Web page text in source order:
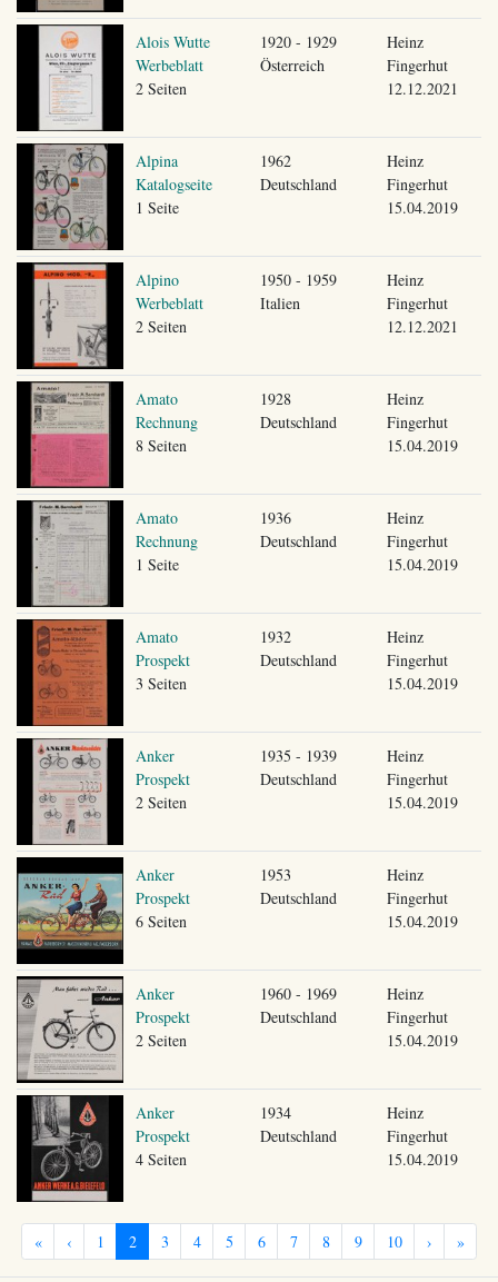
Alois Wutte
Werbeblatt
2 Seiten
1920 - 1929
Österreich
Heinz
Fingerhut
12.12.2021
Alpina
Katalogseite
1 Seite
1962
Deutschland
Heinz
Fingerhut
15.04.2019
Alpino
Werbeblatt
2 Seiten
1950 - 1959
Italien
Heinz
Fingerhut
12.12.2021
Amato
Rechnung
8 Seiten
1928
Deutschland
Heinz
Fingerhut
15.04.2019
Amato
Rechnung
1 Seite
1936
Deutschland
Heinz
Fingerhut
15.04.2019
Amato
Prospekt
3 Seiten
1932
Deutschland
Heinz
Fingerhut
15.04.2019
Anker
Prospekt
2 Seiten
1935 - 1939
Deutschland
Heinz
Fingerhut
15.04.2019
Anker
Prospekt
6 Seiten
1953
Deutschland
Heinz
Fingerhut
15.04.2019
Anker
Prospekt
2 Seiten
1960 - 1969
Deutschland
Heinz
Fingerhut
15.04.2019
Anker
Prospekt
4 Seiten
1934
Deutschland
Heinz
Fingerhut
15.04.2019
« ‹ 1 2 3 4 5 6 7 8 9 10 › »